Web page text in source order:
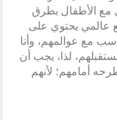
مع الأطفال بطرق
عالمي يحتوي على
مع عوالمهم، وأنا
لذا، يجب أن
أمامهم؛ لأنهم